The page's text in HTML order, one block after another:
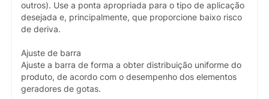
outros). Use a ponta apropriada para o tipo de aplicação
desejada e, principalmente, que proporcione baixo risco
de deriva.
Ajuste de barra
Ajuste a barra de forma a obter distribuição uniforme do
produto, de acordo com o desempenho dos elementos
geradores de gotas.